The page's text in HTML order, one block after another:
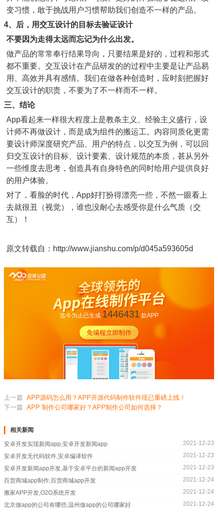
变习惯，敢于挑战用户习惯帮助我们创造不一样的产品。
4、后，用交互设计的目标去验证设计
不要因为走得太远而忘记为什么出发。
做产品的常常奉行结果导向，只要结果是好的，过程和形式
都不重要。交互设计在产品研发的的过程中主要是让产品易
用、高效并具有感情。我们在做各种创造时，应时刻把握好
交互设计的职责，不要为了不一样而不一样。
三、结论
App看起来一样很大程度上是教条主义、经验主义盛行，设
计师不再做设计，而是成为组件的搬运工。内容同质化更需
要设计师深度研究产品、用户的特点，以交互为例，可以回
归交互设计的目标、设计要素、设计规范的本质，甚从另外
一些维度去思考，创造具有自身特色的同时给用户提供良好
的用户体验。
对了，看脸的时代，App好打扮得漂亮一些，不然一眼看上
去就很丑（视觉），谁也没耐心去感受你是什么气质（交
互）！
原文转载自：http://www.jianshu.com/p/d045a593605d
迄今为止已生成 1446431款APP
上一篇 APP源码怎么用？APP开源代码制作软件现已重磅上线！
下一篇 APP 制作公司哪家好？APP制作公司如何选择？
相关新闻
安卓开发实现新闻app,安卓开发新闻app
2021-12-23
安卓开发无代码软件,安卓编译软件
2021-12-23
安卓开发新闻app开发,基于安卓平台的新闻app开发
2021-12-23
百货商城app制作,百货商城app开发
2021-12-24
搬家APP开发,O2O系统开发
2021-12-24
北京做app的公司有哪些,温州做app的公司哪家好
2021-12-24